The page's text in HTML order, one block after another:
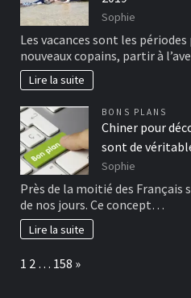
Sophie
Les vacances sont les
nouveaux copains, partir à
Lire la suite
BONS PLANS
Chiner pour
sont de
Sophie
Près de la moitié des Français
de nos jours. Ce concept…
Lire la suite
Page:
1 2 … 158 Next
»